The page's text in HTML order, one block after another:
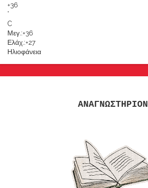
+36
°
C
Μεγ.:+36
Ελάχ.:+27
Ηλιοφάνεια
ΑΝΑΓΝΩΣΤΗΡΙΟΝ